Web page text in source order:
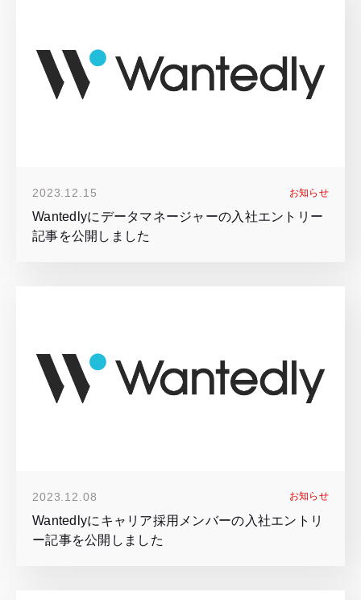
2023.12.15 お知らせ
Wantedlyにデータマネージャーの入社エントリー
記事を公開しました
2023.12.08 お知らせ
Wantedlyにキャリア採用メンバーの入社エントリ
ー記事を公開しました